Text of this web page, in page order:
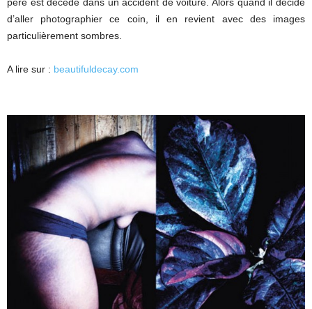
d’aller photographier ce coin, il en revient avec des images
particulièrement sombres.
A lire sur : beautifuldecay.com